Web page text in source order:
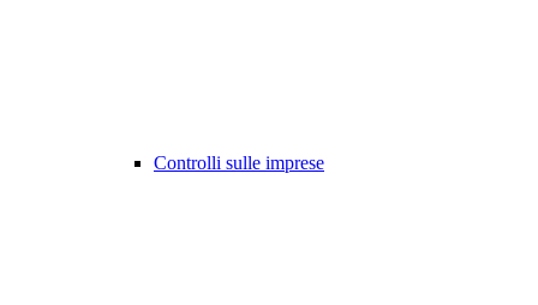
Controlli sulle imprese